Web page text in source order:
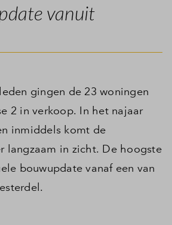
vanuit
gingen de 23 woningen
2 in verkoop. In het najaar
inmiddels komt de
langzaam in zicht. De hoogste
bouwupdate vanaf een van